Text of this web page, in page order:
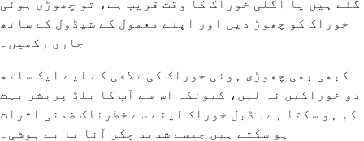
گئے ہیں یا اگلی خوراک کا وقت قریب ہے، تو چھوڑی ہوئی
خوراک کو چھوڑ دیں اور اپنے معمول کے شیڈول کے ساتھ
جاری رکھیں۔
کبھی بھی چھوڑی ہوئی خوراک کی تلافی کے لیے ایک ساتھ
دو خوراکیں نہ لیں، کیونکہ اس سے آپ کا بلڈ پریشر بہت
کم ہو سکتا ہے۔ ڈبل خوراک لینے سے خطرناک ضمنی اثرات
ہو سکتے ہیں جیسے شدید چکر آنا یا بے ہوشی۔